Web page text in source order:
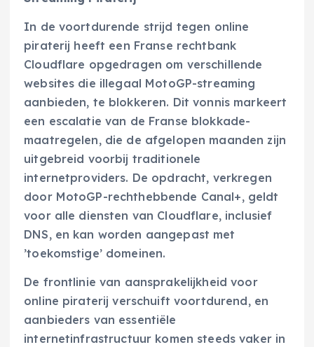
In de voortdurende strijd tegen online
piraterij heeft een Franse rechtbank
Cloudflare opgedragen om verschillende
websites die illegaal MotoGP-streaming
aanbieden, te blokkeren. Dit vonnis markeert
een escalatie van de Franse blokkade-
maatregelen, die de afgelopen maanden zijn
uitgebreid voorbij traditionele
internetproviders. De opdracht, verkregen
door MotoGP-rechthebbende Canal+, geldt
voor alle diensten van Cloudflare, inclusief
DNS, en kan worden aangepast met
’toekomstige’ domeinen.
De frontlinie van aansprakelijkheid voor
online piraterij verschuift voortdurend, en
aanbieders van essentiële
internetinfrastructuur komen steeds vaker in